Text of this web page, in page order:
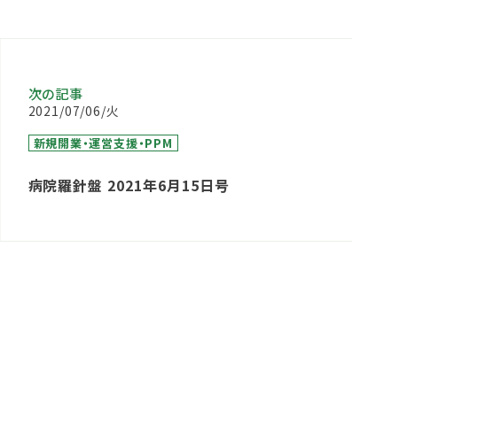
次の記事
2021/07/06/火
新規開業・運営支援・PPM
病院羅針盤 2021年6月15日号